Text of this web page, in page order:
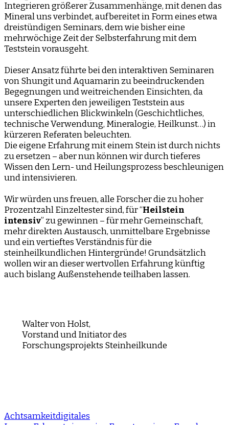
Integrieren größerer Zusammenhänge, mit denen das
Mineral uns verbindet, aufbereitet in Form eines etwa
dreistündigen Seminars, dem wie bisher eine
mehrwöchige Zeit der Selbsterfahrung mit dem
Teststein vorausgeht.
Dieser Ansatz führte bei den interaktiven Seminaren
von Shungit und Aquamarin zu beeindruckenden
Begegnungen und weitreichenden Einsichten, da
unsere Experten den jeweiligen Teststein aus
unterschiedlichen Blickwinkeln (Geschichtliches,
technische Verwendung, Mineralogie, Heilkunst…) in
kürzeren Referaten beleuchten.
Die eigene Erfahrung mit einem Stein ist durch nichts
zu ersetzen – aber nun können wir durch tieferes
Wissen den Lern- und Heilungsprozess beschleunigen
und intensivieren.
Wir würden uns freuen, alle Forscher die zu hoher
Prozentzahl Einzeltester sind, für “Heilstein
intensiv” zu gewinnen – für mehr Gemeinschaft,
mehr direkten Austausch, unmittelbare Ergebnisse
und ein vertieftes Verständnis für die
steinheilkundlichen Hintergründe! Grundsätzlich
wollen wir an dieser wertvollen Erfahrung künftig
auch bislang Außenstehende teilhaben lassen.
Walter von Holst,
Vorstand und Initiator des
Forschungsprojekts Steinheilkunde
Achtsamkeitdigitales